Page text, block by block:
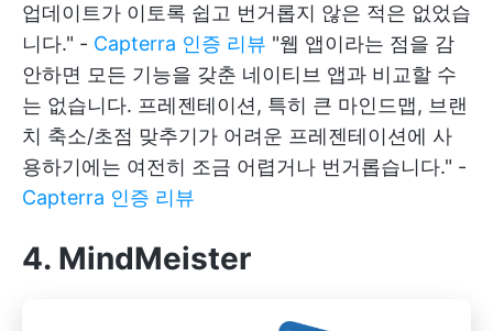
업데이트가 이토록 쉽고 번거롭지 않은 적은 없었습
니다." - Capterra 인증 리뷰 "웹 앱이라는 점을 감
안하면 모든 기능을 갖춘 네이티브 앱과 비교할 수
는 없습니다. 프레젠테이션, 특히 큰 마인드맵, 브랜
치 축소/초점 맞추기가 어려운 프레젠테이션에 사
용하기에는 여전히 조금 어렵거나 번거롭습니다." -
Capterra 인증 리뷰
4. MindMeister